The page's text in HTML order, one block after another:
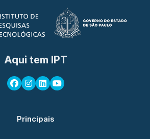
Aqui tem IPT
Principais